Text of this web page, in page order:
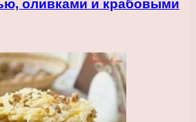
оливками и крабовыми